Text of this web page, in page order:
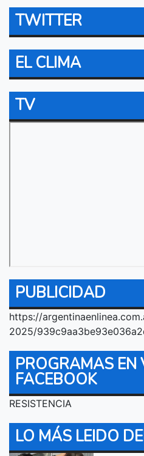
TWITTER
EL CLIMA
TV
PUBLICIDAD
https://
2025/
PROGRAMAS EN
FACEBOOK
RESISTENCIA
LO MÁS LEIDO